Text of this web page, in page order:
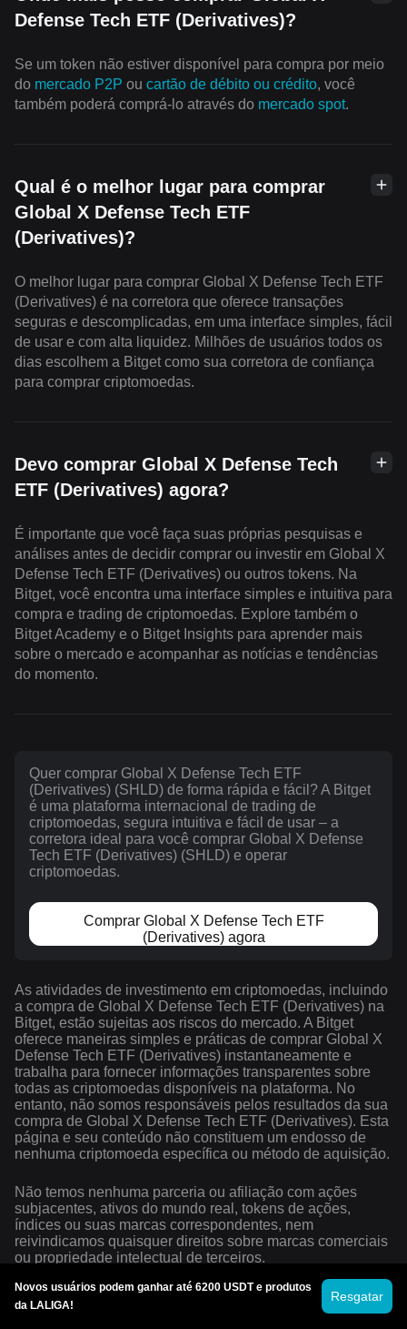
Defense Tech ETF (Derivatives)?
Se um token não estiver disponível para compra por meio
do mercado P2P ou cartão de débito ou crédito, você
também poderá comprá-lo através do mercado spot.
Qual é o melhor lugar para comprar
Global X Defense Tech ETF
(Derivatives)?
O melhor lugar para comprar Global X Defense Tech ETF
(Derivatives) é na corretora que oferece transações
seguras e descomplicadas, em uma interface simples, fácil
de usar e com alta liquidez. Milhões de usuários todos os
dias escolhem a Bitget como sua corretora de confiança
para comprar criptomoedas.
Devo comprar Global X Defense Tech
ETF (Derivatives) agora?
É importante que você faça suas próprias pesquisas e
análises antes de decidir comprar ou investir em Global X
Defense Tech ETF (Derivatives) ou outros tokens. Na
Bitget, você encontra uma interface simples e intuitiva para
compra e trading de criptomoedas. Explore também o
Bitget Academy e o Bitget Insights para aprender mais
sobre o mercado e acompanhar as notícias e tendências
do momento.
Quer comprar Global X Defense Tech ETF
(Derivatives) (SHLD) de forma rápida e fácil? A Bitget
é uma plataforma internacional de trading de
criptomoedas, segura intuitiva e fácil de usar – a
corretora ideal para você comprar Global X Defense
Tech ETF (Derivatives) (SHLD) e operar
criptomoedas.
Comprar Global X Defense Tech ETF
(Derivatives) agora
As atividades de investimento em criptomoedas, incluindo
a compra de Global X Defense Tech ETF (Derivatives) na
Bitget, estão sujeitas aos riscos do mercado. A Bitget
oferece maneiras simples e práticas de comprar Global X
Defense Tech ETF (Derivatives) instantaneamente e
trabalha para fornecer informações transparentes sobre
todas as criptomoedas disponíveis na plataforma. No
entanto, não somos responsáveis pelos resultados da sua
compra de Global X Defense Tech ETF (Derivatives). Esta
página e seu conteúdo não constituem um endosso de
nenhuma criptomoeda específica ou método de aquisição.
Não temos nenhuma parceria ou afiliação com ações
subjacentes, ativos do mundo real, tokens de ações,
índices ou suas marcas correspondentes, nem
reivindicamos quaisquer direitos sobre marcas comerciais
ou propriedade intelectual de terceiros.
Novos usuários podem ganhar até 6200 USDT e produtos
da LALIGA!
Resgatar